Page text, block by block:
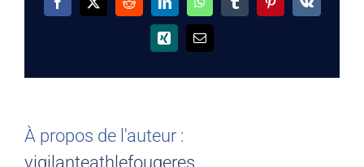
Facebook
X RedditLinkedInWhatsAppTumblrPinterest
Vk
Xing Email
À propos de l'auteur :
vigilanteathlefougeres